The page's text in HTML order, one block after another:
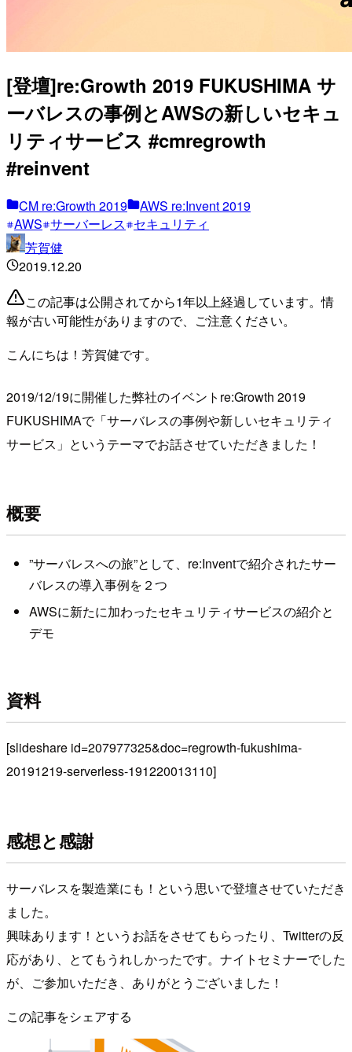
[登壇]re:Growth 2019 FUKUSHIMA サ
ーバレスの事例とAWSの新しいセキュ
リティサービス #cmregrowth
#reinvent
CM re:Growth 2019
AWS re:Invent 2019
AWS サーバーレス セキュリティ
芳賀健
2019.12.20
この記事は公開されてから1年以上経過しています。情
報が古い可能性がありますので、ご注意ください。
こんにちは！芳賀健です。
2019/12/19に開催した弊社のイベントre:Growth 2019
FUKUSHIMAで「サーバレスの事例や新しいセキュリティ
サービス」というテーマでお話させていただきました！
概要
”サーバレスへの旅”として、re:Inventで紹介されたサー
バレスの導入事例を２つ
AWSに新たに加わったセキュリティサービスの紹介と
デモ
資料
[slideshare id=207977325&doc=regrowth-fukushima-
20191219-serverless-191220013110]
感想と感謝
サーバレスを製造業にも！という思いで登壇させていただき
ました。
興味あります！というお話をさせてもらったり、Twitterの反
応があり、とてもうれしかったです。ナイトセミナーでした
が、ご参加いただき、ありがとうございました！
この記事をシェアする